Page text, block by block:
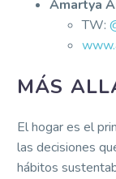
Amartya
TW:
MÁS
El hogar es el
las decisiones
hábitos